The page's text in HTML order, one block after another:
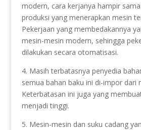
modern, cara kerjanya hampir
produksi yang menerapkan mesin
Pekerjaan yang membedakannya
mesin-mesin modern, sehingga
dilakukan secara otomatisasi.
4. Masih terbatasnya penyedia
semua bahan baku ini di-impor dari
Keterbatasan ini juga yang
menjadi tinggi.
5. Mesin-mesin dan suku cadang